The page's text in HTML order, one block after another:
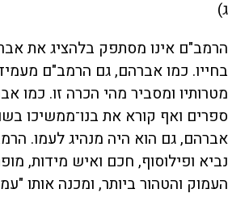
ג)
הרמב"ם אינו מסתפק בלהציג את
בחייו. כמו אברהם, גם הרמב"ם
מטרותיו ומסביר מהי הכרה זו. כמו
ספרים ואף קורא את בנו־ממשיכו
אברהם, גם הוא היה מנהיג לעמו.
נביא ופילוסוף, חכם ואיש מידות,
העמוק והטהור ביותר, ומכנה אותו